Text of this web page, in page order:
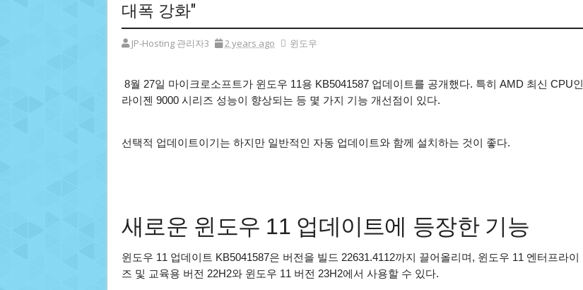
대폭 강화"
JP-Hosting 관리자3 2 years ago 윈도우
8월 27일 마이크로소프트가 윈도우 11용 KB5041587 업데이트를 공개했다. 특히 AMD 최신 CPU인
라이젠 9000 시리즈 성능이 향상되는 등 몇 가지 기능 개선점이 있다.
선택적 업데이트이기는 하지만 일반적인 자동 업데이트와 함께 설치하는 것이 좋다.
새로운 윈도우 11 업데이트에 등장한 기능
윈도우 11 업데이트 KB5041587은 버전을 빌드 22631.4112까지 끌어올리며, 윈도우 11 엔터프라이
즈 및 교육용 버전 22H2와 윈도우 11 버전 23H2에서 사용할 수 있다.